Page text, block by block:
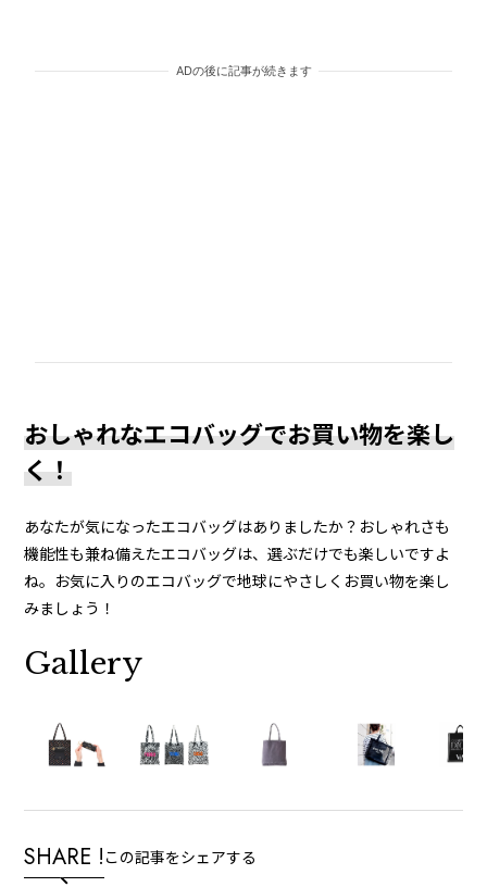
ADの後に記事が続きます
おしゃれなエコバッグでお買い物を楽し
く！
あなたが気になったエコバッグはありましたか？おしゃれさも
機能性も兼ね備えたエコバッグは、選ぶだけでも楽しいですよ
ね。お気に入りのエコバッグで地球にやさしくお買い物を楽し
みましょう！
Gallery
SHARE ! この記事をシェアする